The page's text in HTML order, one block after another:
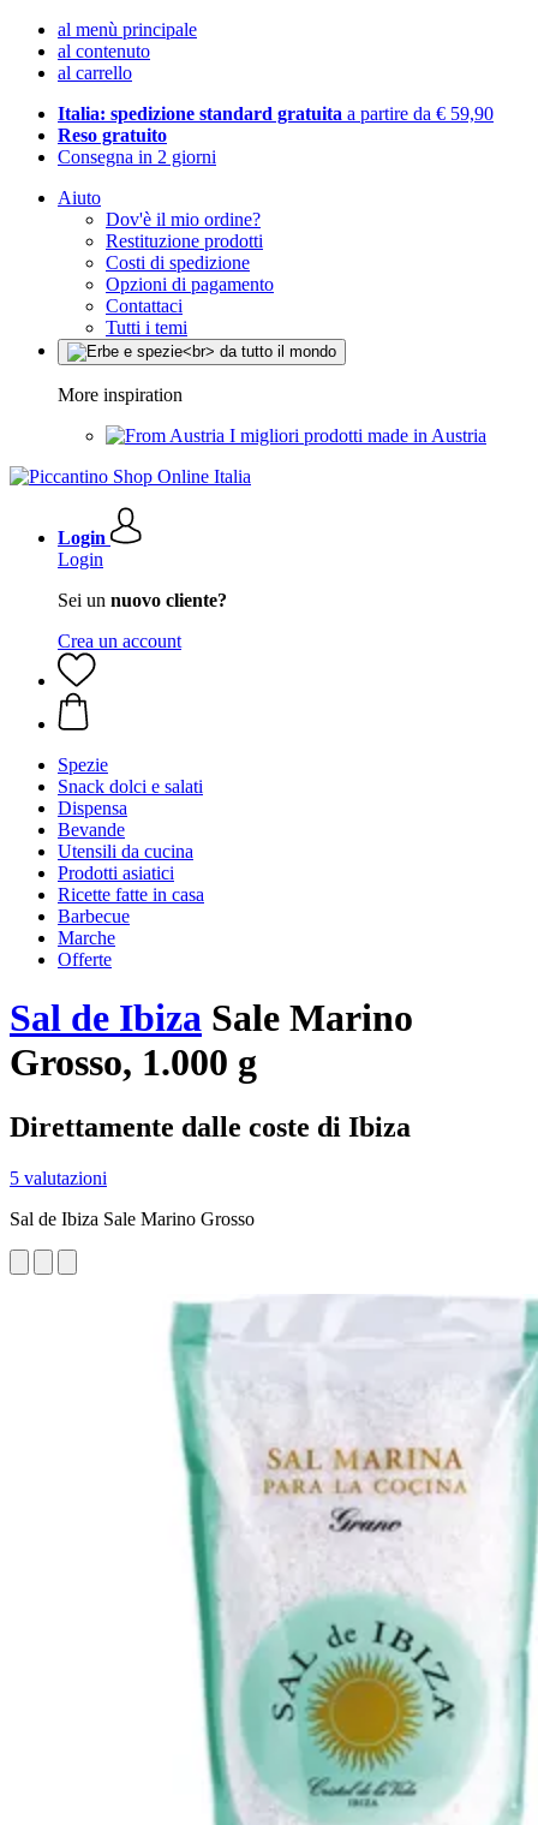
al menù principale
al contenuto
al carrello
Italia: spedizione standard gratuita a partire da € 59,90
Reso gratuito
Consegna in 2 giorni
Aiuto
Dov'è il mio ordine?
Restituzione prodotti
Costi di spedizione
Opzioni di pagamento
Contattaci
Tutti i temi
More inspiration
I migliori prodotti made in Austria
Login
Login
Sei un nuovo cliente?
Crea un account
Spezie
Snack dolci e salati
Dispensa
Bevande
Utensili da cucina
Prodotti asiatici
Ricette fatte in casa
Barbecue
Marche
Offerte
Sal de Ibiza Sale Marino
Grosso, 1.000 g
Direttamente dalle coste di Ibiza
5 valutazioni
Sal de Ibiza Sale Marino Grosso